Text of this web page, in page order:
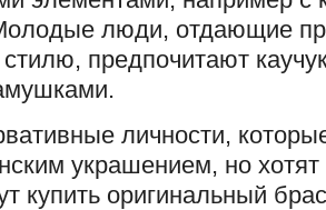
люди, отдающие
предпочитают
личности,
украшением, но хотят
купить оригинальный